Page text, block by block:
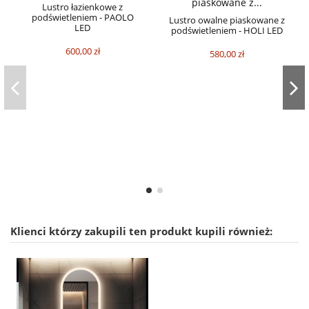
Lustro łazienkowe z
podświetleniem - PAOLO
LED
600,00 zł
Lustro owalne piaskowane z
podświetleniem - HOLI LED
580,00 zł
Klienci którzy zakupili ten produkt kupili również: